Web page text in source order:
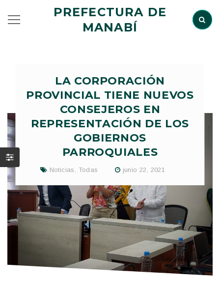
PREFECTURA DE
MANABÍ
LA CORPORACIÓN
PROVINCIAL TIENE NUEVOS
CONSEJEROS EN
REPRESENTACIÓN DE LOS
GOBIERNOS
PARROQUIALES
Noticias Todas junio 22, 2021